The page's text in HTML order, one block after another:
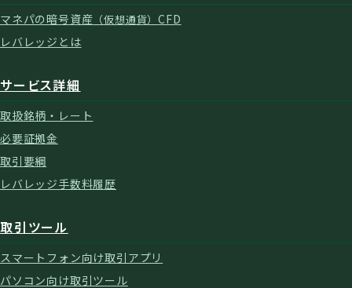
マネパの暗号資産 （仮想通貨）CFD
レバレッジとは
サービス詳細
取扱銘柄・レート
必要証拠金
取引要綱
レバレッジ手数料履歴
取引ツール
スマートフォン向け取引アプリ
パソコン向け取引ツール